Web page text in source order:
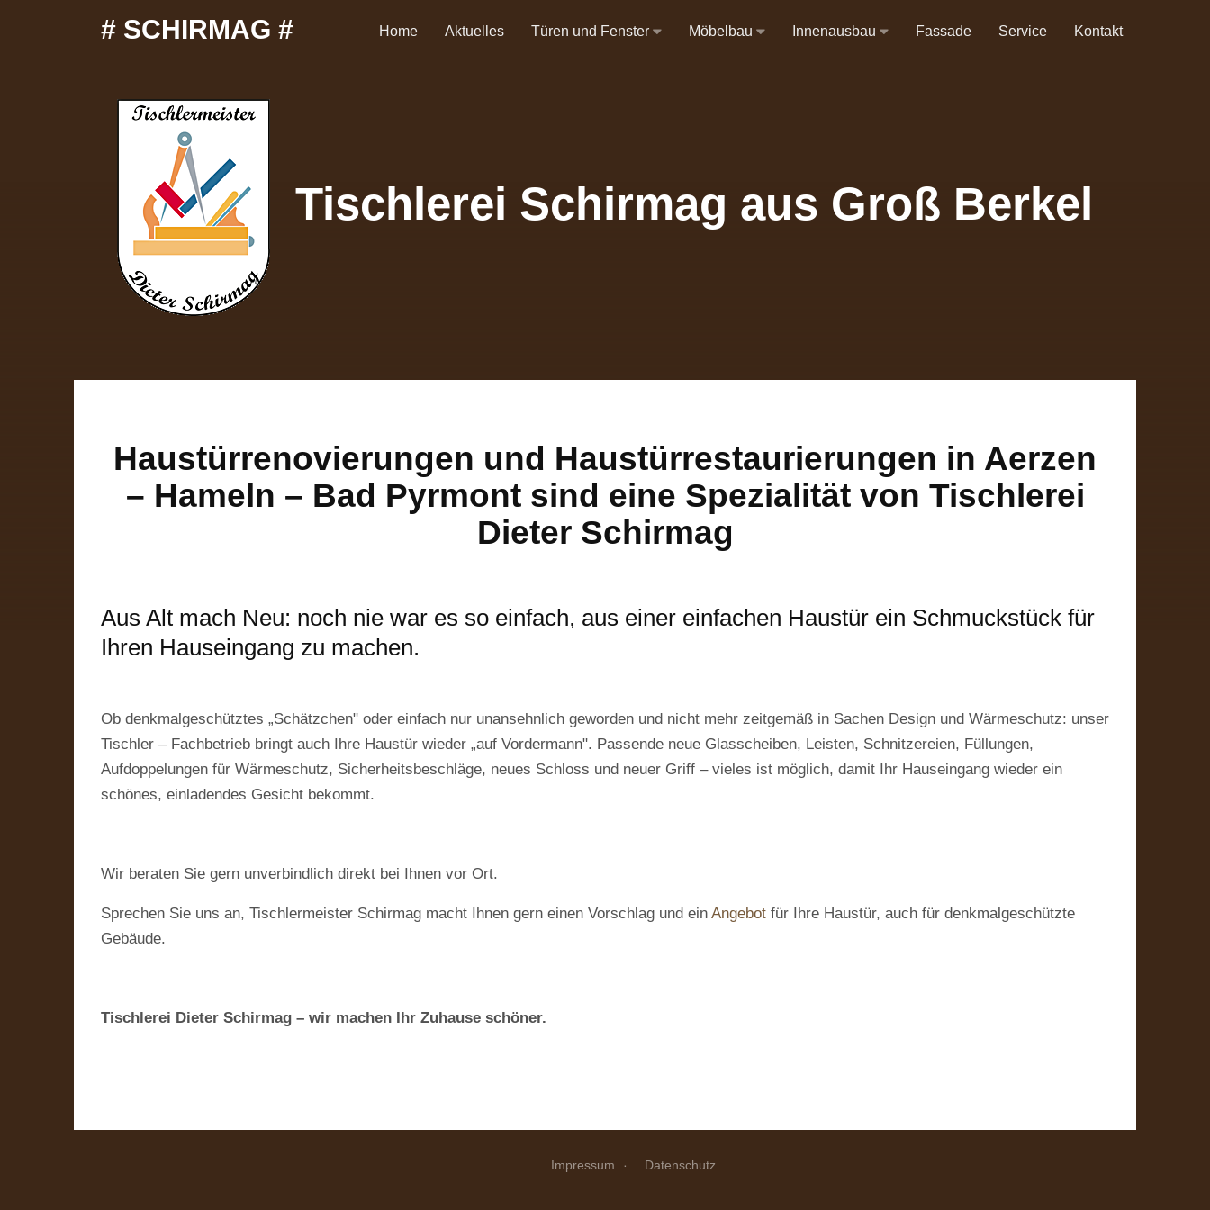
# SCHIRMAG # Home Aktuelles Türen und Fenster Möbelbau Innenausbau Fassade Service Kontakt
Tischlerei Schirmag aus Groß Berkel
Haustürrenovierungen und Haustürrestaurierungen in Aerzen
– Hameln – Bad Pyrmont sind eine Spezialität von Tischlerei
Dieter Schirmag
Aus Alt mach Neu: noch nie war es so einfach, aus einer einfachen Haustür ein Schmuckstück für
Ihren Hauseingang zu machen.
Ob denkmalgeschütztes „Schätzchen" oder einfach nur unansehnlich geworden und nicht mehr zeitgemäß in Sachen Design und Wärmeschutz: unser
Tischler – Fachbetrieb bringt auch Ihre Haustür wieder „auf Vordermann". Passende neue Glasscheiben, Leisten, Schnitzereien, Füllungen,
Aufdoppelungen für Wärmeschutz, Sicherheitsbeschläge, neues Schloss und neuer Griff – vieles ist möglich, damit Ihr Hauseingang wieder ein
schönes, einladendes Gesicht bekommt.
Wir beraten Sie gern unverbindlich direkt bei Ihnen vor Ort.
Sprechen Sie uns an, Tischlermeister Schirmag macht Ihnen gern einen Vorschlag und ein Angebot für Ihre Haustür, auch für denkmalgeschützte
Gebäude.
Tischlerei Dieter Schirmag – wir machen Ihr Zuhause schöner.
Impressum Datenschutz